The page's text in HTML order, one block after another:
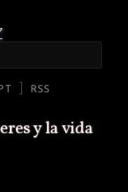
RSS
y la vida